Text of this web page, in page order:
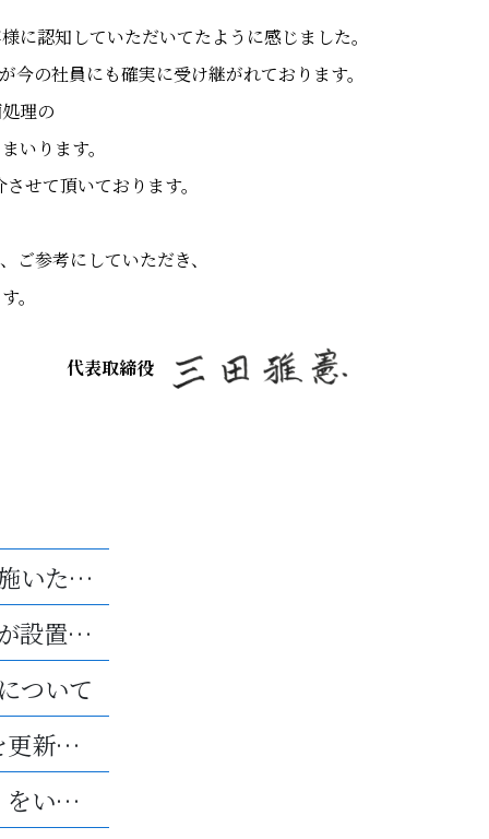
認知していただいてたように感じました。
の社員にも確実に受け継がれております。
理の
いります。
せて頂いております。
参考にしていただき、
。
代表取締役
第3回「マネーセミナー」を実施いたしました。
千葉白井第2工場にもエアコンが設置されました。
ついて
「エコアクション21」の認証を更新いたしました。
光栄プロテックは「10億宣言」をいたします。